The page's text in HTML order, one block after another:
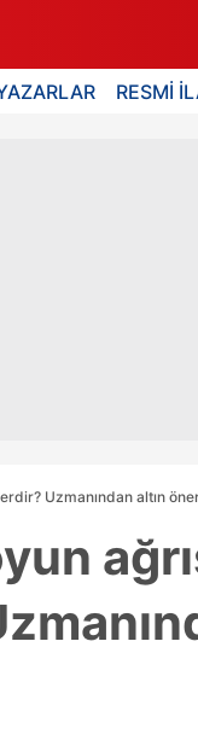
RESMİ
Uzmanından altın